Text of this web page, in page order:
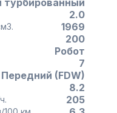
2.0
двигателя, см3. 1969
200
Робот
7
Передний (FDW)
8.2
км/ч. 205